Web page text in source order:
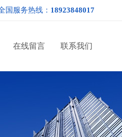
国服务热线： 18923848017
在线留言 联系我们